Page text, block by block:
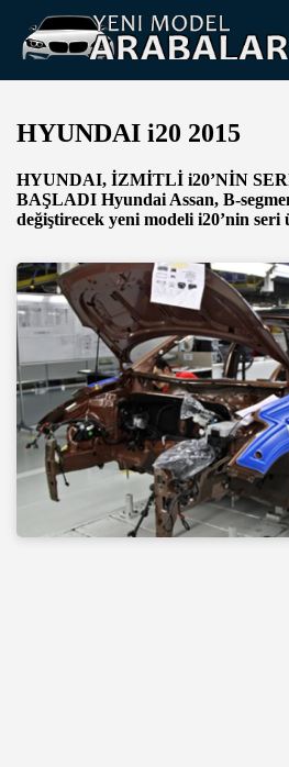
HYUNDAI i20 2015
HYUNDAI, İZMİTLİ i20’NİN
BAŞLADI Hyundai Assan, B-
değiştirecek yeni modeli i20’nin seri